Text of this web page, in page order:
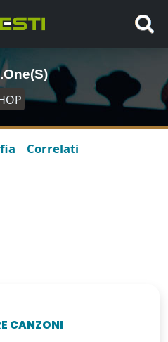
Correlati
CANZONI